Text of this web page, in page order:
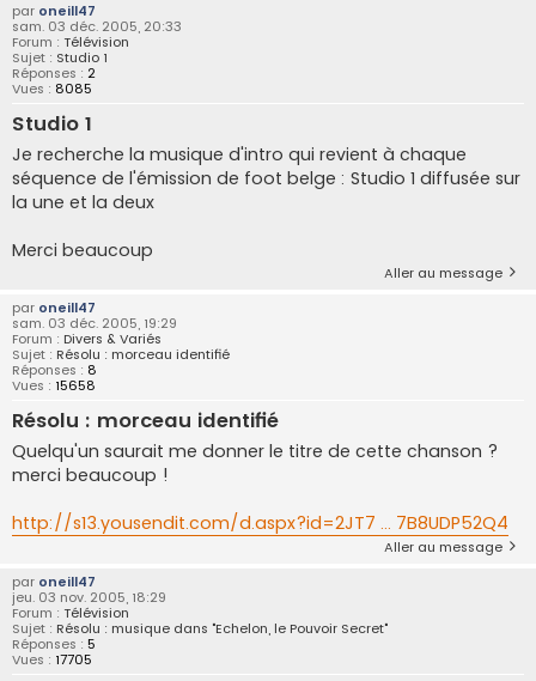
par oneill47
sam. 03 déc. 2005, 20:33
Forum : Télévision
Sujet : Studio 1
Réponses : 2
Vues : 8085
Studio 1
Je recherche la musique d'intro qui revient à chaque
séquence de l'émission de foot belge : Studio 1 diffusée sur
la une et la deux
Merci beaucoup
Aller au message
par oneill47
sam. 03 déc. 2005, 19:29
Forum : Divers & Variés
Sujet : Résolu : morceau identifié
Réponses : 8
Vues : 15658
Résolu : morceau identifié
Quelqu'un saurait me donner le titre de cette chanson ?
merci beaucoup !
http://s13.yousendit.com/d.aspx?id=2JT7 ... 7B8UDP52Q4
Aller au message
par oneill47
jeu. 03 nov. 2005, 18:29
Forum : Télévision
Sujet : Résolu : musique dans "Echelon, le Pouvoir Secret"
Réponses : 5
Vues : 17705